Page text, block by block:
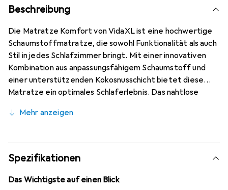
Beschreibung
Die Matratze Komfort von VidaXL ist eine hochwertige
Schaumstoffmatratze, die sowohl Funktionalität als auch
Stil in jedes Schlafzimmer bringt. Mit einer innovativen
Kombination aus anpassungsfähigem Schaumstoff und
einer unterstützenden Kokosnusschicht bietet diese
Matratze ein optimales Schlaferlebnis. Das nahtlose
Schlafzimmerästhetiken ein, von minimalistisch bis
Atmosphäre. Die Matratze ist nicht nur komfortabel,
sondern auch pflegeleicht, dank des atmungsaktiven
Polyesterbezugs, der für eine schnelle Trocknung sorgt.
Diese durchdachte Materialwahl gewährleistet eine lange
Mehr anzeigen
Spezifikationen
Das Wichtigste auf einen Blick